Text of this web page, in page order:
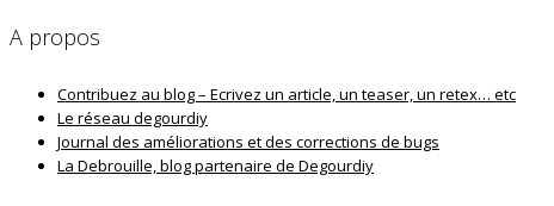
A propos
Contribuez au blog – Ecrivez un article, un teaser, un retex… etc
Le réseau degourdiy
Journal des améliorations et des corrections de bugs
La Debrouille, blog partenaire de Degourdiy